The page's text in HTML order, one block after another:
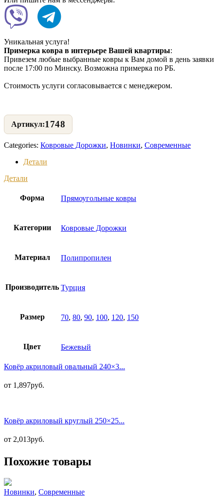
Уникальная услуга!
Примерка ковра в интерьере Вашей квартиры:
Привезем любые выбранные ковры к Вам домой в день заявки
после 17:00 по Минску. Возможна примерка по РБ.
Стоимость услуги согласовывается с менеджером.
1748
Categories: Ковровые Дорожки, Новинки, Современные
Детали
Детали
Форма Прямоугольные ковры
Категории Ковровые Дорожки
Материал Полипропилен
Производитель Турция
Размер 70, 80, 90, 100, 120, 150
Цвет Бежевый
Ковёр акриловый овальный 240×3...
от 1,897руб.
Ковёр акриловый круглый 250×25...
от 2,013руб.
Похожие товары
Новинки, Современные